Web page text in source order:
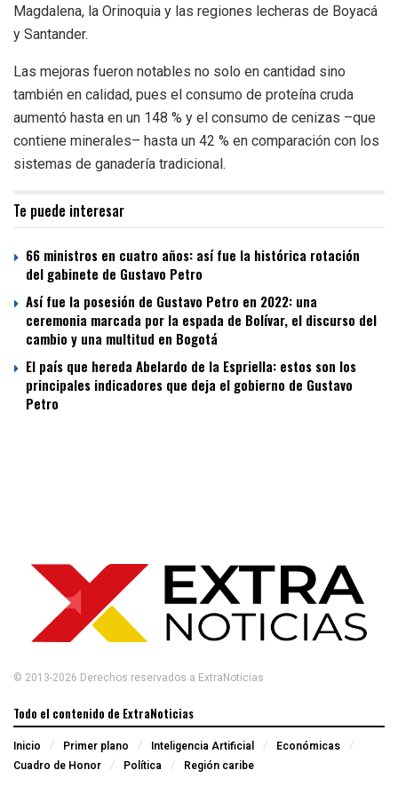
Magdalena, la Orinoquia y las regiones lecheras de Boyacá
y Santander.
Las mejoras fueron notables no solo en cantidad sino
también en calidad, pues el consumo de proteína cruda
aumentó hasta en un 148 % y el consumo de cenizas –que
contiene minerales– hasta un 42 % en comparación con los
sistemas de ganadería tradicional.
Te puede interesar
66 ministros en cuatro años: así fue la histórica rotación
del gabinete de Gustavo Petro
Así fue la posesión de Gustavo Petro en 2022: una
ceremonia marcada por la espada de Bolívar, el discurso del
cambio y una multitud en Bogotá
El país que hereda Abelardo de la Espriella: estos son los
principales indicadores que deja el gobierno de Gustavo
Petro
© 2013-2026 Derechos reservados a ExtraNoticias
Todo el contenido de ExtraNoticias
Inicio Primer plano Inteligencia Artificial
Económicas
Cuadro de Honor
Política Región caribe